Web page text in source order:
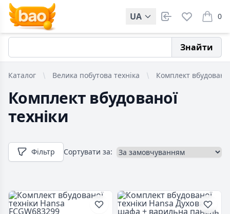
UA 0
items
Знайти
Каталог Велика побутова техніка Комплект
Комплект вбудованої
техніки
Фільтр Сортувати за: